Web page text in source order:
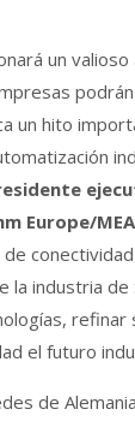
un valioso
un hito
Europe/
la industria de
refinar
el futuro
de